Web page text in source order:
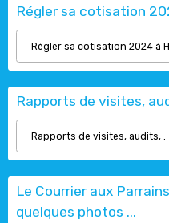
Régler sa cotisation
Régler sa cotisation 2024 à
Rapports de visites,
Rapports de visites, audits, .
Le Courrier aux
quelques photos ...